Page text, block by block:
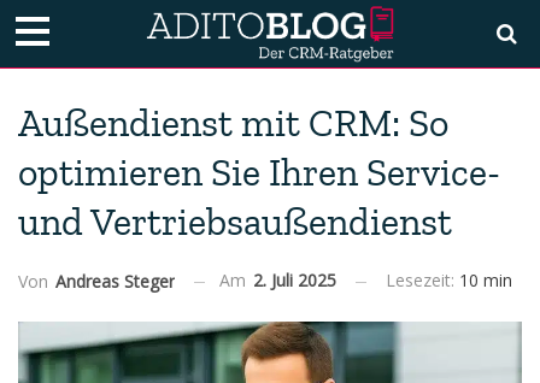
Außendienst mit CRM: So
optimieren Sie Ihren Service-
und Vertriebsaußendienst
Von Andreas Steger Am 2. Juli 2025 Lesezeit: 10 min